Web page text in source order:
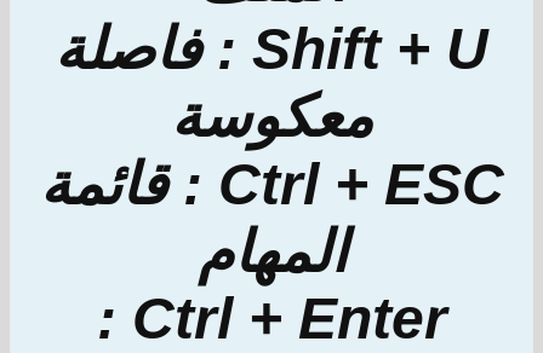
Shift + U : فاصلة
معكوسة
Ctrl + ESC : قائمة
المهام
Ctrl + Enter :